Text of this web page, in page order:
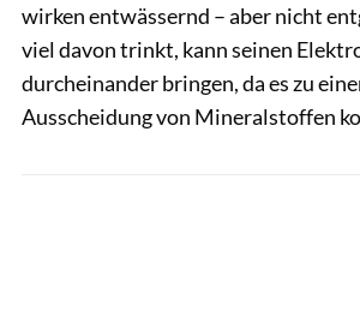
wirken entwässernd – aber nicht
viel davon trinkt, kann seinen
durcheinander bringen, da es zu
Ausscheidung von Mineralstoffen